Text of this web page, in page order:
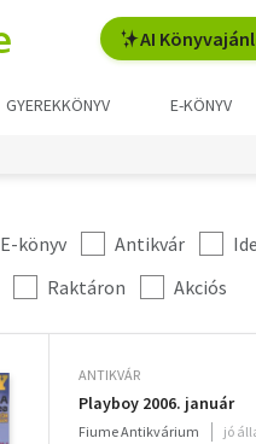
AI
GYEREKKÖNYV E-KÖNYV
E-könyv Antikvár
Raktáron Akciós
ANTIKVÁR
Playboy 2006. január
Fiume Antikvárium jó